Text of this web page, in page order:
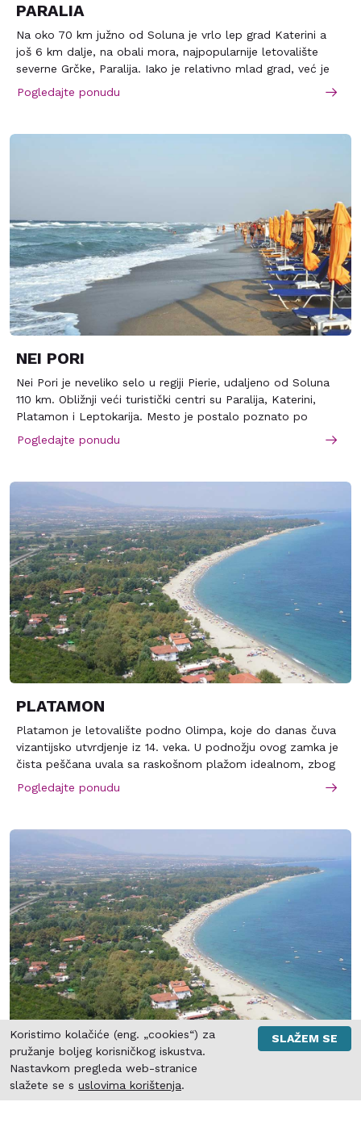
PARALIA
Na oko 70 km južno od Soluna je vrlo lep grad Katerini a
još 6 km dalje, na obali mora, najpopularnije letovalište
severne Grčke, Paralija. Iako je relativno mlad grad, već je
postao omiljeno mesto odmora turista iz raznih zemalja,
različitog uzrasta i različitih materijalnih mogućnosti.
regiji, bogato je prekrivena peskom sa plažama dugačkim i
Pogledajte ponudu
NEI PORI
Nei Pori je neveliko selo u regiji Pierie, udaljeno od Soluna
110 km. Obližnji veći turistički centri su Paralija, Katerini,
Platamon i Leptokarija. Mesto je postalo poznato po
ekološki čistoj vodi, lepoj dugačkoj plaži i kristalno plavoj
vodi Egejskog mora.
Pogledajte ponudu
PLATAMON
Platamon je letovalište podno Olimpa, koje do danas čuva
vizantijsko utvrdjenje iz 14. veka. U podnožju ovog zamka je
čista peščana uvala sa raskošnom plažom idealnom, zbog
prijatne klime i postepenog ulaska u vodu, za porodice sa
decom. Letovalište je snabdeveno svime što omogućava
Pogledajte ponudu
LEPTOKARIA
Bez obzira na blizinu mnogih istorijskih spomenika,
Leptokarija je poznata kao omiljeno mesto odmora.
Koristimo kolačiće (eng. „cookies“) za
pružanje boljeg korisničkog iskustva.
Nastavkom pregleda web-stranice
slažete se s uslovima korištenja.
SLAŽEM SE